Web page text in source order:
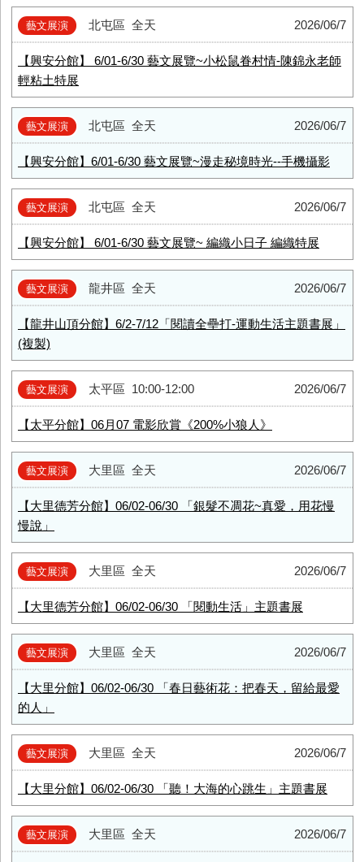
藝文展演 北屯區 2026/06/7
全天
【興安分館】 6/01-6/30 藝文展覽~小松鼠眷村情-陳錦永老師
輕粘土特展
藝文展演 北屯區 2026/06/7
全天
【興安分館】6/01-6/30 藝文展覽~漫走秘境時光--手機攝影
藝文展演 北屯區 2026/06/7
全天
【興安分館】 6/01-6/30 藝文展覽~ 編織小日子 編織特展
藝文展演 龍井區 2026/06/7
全天
【龍井山頂分館】6/2-7/12「閱讀全壘打-運動生活主題書展」
(複製)
藝文展演 太平區 2026/06/7
10:00-12:00
【太平分館】06月07 電影欣賞《200%小狼人》
藝文展演 大里區 2026/06/7
全天
【大里德芳分館】06/02-06/30 「銀髮不凋花~真愛，用花慢
慢說」
藝文展演 大里區 2026/06/7
全天
【大里德芳分館】06/02-06/30 「閱動生活」主題書展
藝文展演 大里區 2026/06/7
全天
【大里分館】06/02-06/30 「春日藝術花：把春天，留給最愛
的人」
藝文展演 大里區 2026/06/7
全天
【大里分館】06/02-06/30 「聽！大海的心跳生」主題書展
藝文展演 大里區 2026/06/7
全天